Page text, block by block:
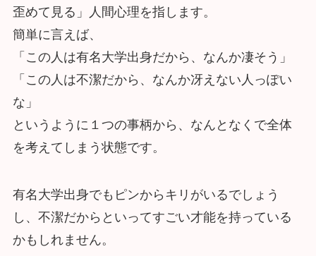
歪めて見る」人間心理を指します。
簡単に言えば、
「この人は有名大学出身だから、なんか凄そう」
「この人は不潔だから、なんか冴えない人っぽい
な」
というように１つの事柄から、なんとなくで全体
を考えてしまう状態です。
有名大学出身でもピンからキリがいるでしょう
し、不潔だからといってすごい才能を持っている
かもしれません。